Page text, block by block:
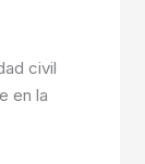
civil
en la